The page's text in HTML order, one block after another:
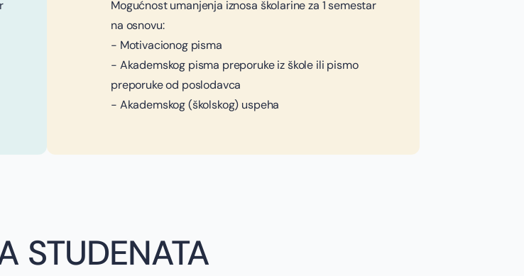
Mogućnost umanjenja iznosa školarine za 1 semestar
na osnovu:
- Motivacionog pisma
- Akademskog pisma preporuke iz škole ili pismo
preporuke od poslodavca
- Akademskog (školskog) uspeha
STUDENATA